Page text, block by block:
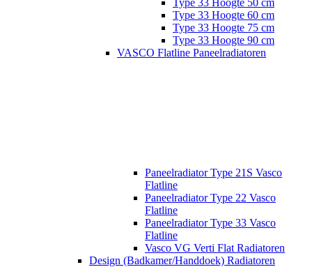
Type 33 Hoogte 60 cm
Type 33 Hoogte 75 cm
Type 33 Hoogte 90 cm
VASCO Flatline Paneelradiatoren
Paneelradiator Type 21S Vasco
Flatline
Paneelradiator Type 22 Vasco
Flatline
Paneelradiator Type 33 Vasco
Flatline
Vasco VG Verti Flat Radiatoren
Design (Badkamer/Handdoek) Radiatoren